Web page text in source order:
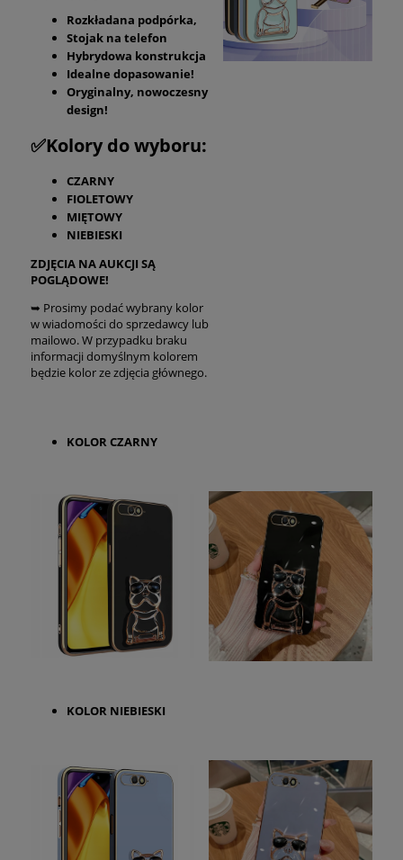
Rozkładana podpórka,
Stojak na telefon
Hybrydowa konstrukcja
Idealne dopasowanie!
Oryginalny, nowoczesny
design!
✅Kolory do wyboru:
CZARNY
FIOLETOWY
MIĘTOWY
NIEBIESKI
ZDJĘCIA NA AUKCJI SĄ
POGLĄDOWE!
➥ Prosimy podać wybrany kolor
w wiadomości do sprzedawcy lub
mailowo. W przypadku braku
informacji domyślnym kolorem
będzie kolor ze zdjęcia głównego.
KOLOR CZARNY
KOLOR NIEBIESKI